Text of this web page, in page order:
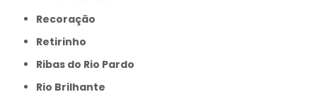
Recoração
Retirinho
Ribas do Rio Pardo
Rio Brilhante